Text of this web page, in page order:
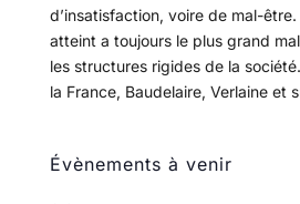
d’insatisfaction, voire de mal-
atteint a toujours le plus grand
les structures rigides de la
la France, Baudelaire, Verlaine et
Évènements à venir